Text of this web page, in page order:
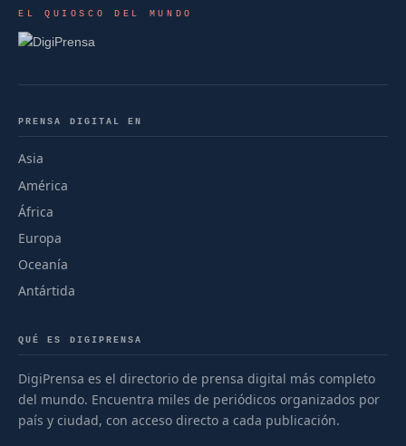
EL QUIOSCO DEL MUNDO
PRENSA DIGITAL EN
Asia
América
África
Europa
Oceanía
Antártida
QUÉ ES DIGIPRENSA
DigiPrensa es el directorio de prensa digital más completo
del mundo. Encuentra miles de periódicos organizados por
país y ciudad, con acceso directo a cada publicación.